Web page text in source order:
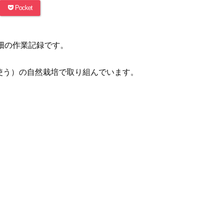
Pocket
作業記録です。
）の自然栽培で取り組んでいます。